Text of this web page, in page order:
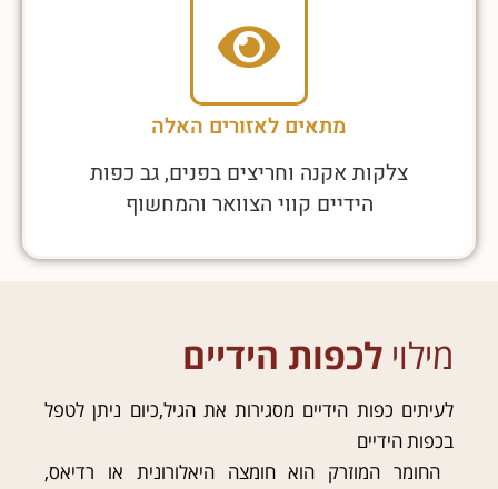
מתאים לאזורים האלה
צלקות אקנה וחריצים בפנים, גב כפות
הידיים קווי הצוואר והמחשוף
מילוי לכפות הידיים
לעיתים כפות הידיים מסגירות את הגיל,כיום ניתן לטפל
בכפות הידיים
החומר המוזרק הוא חומצה היאלורונית או רדיאס,